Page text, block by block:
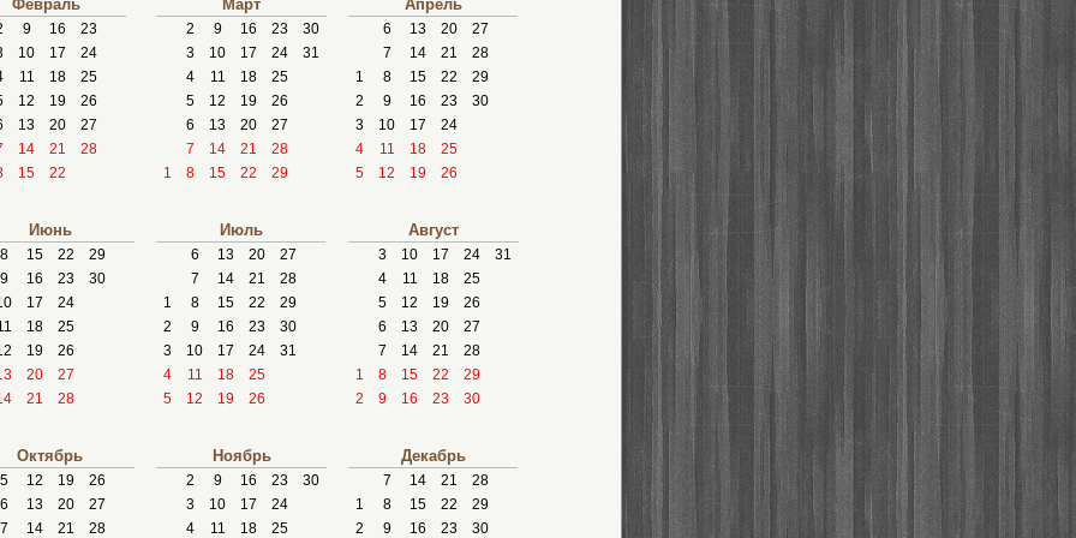
Февраль
9 16
23
10 17
24
11 18
25
12 19
26
13 20
27
14 21
28
15 22
Март
2 9 16 23
30
3
10 17 24
31
4
11 18
25
5
12 19
26
6
13 20
27
7
14 21
28
1
8 15 22 29
Апрель
6 13 20
27
7
14 21
28
1
8 15 22
29
2
9 16 23
30
3
10 17
24
4
11 18
25
5
12 19 26
Июнь
8 15 22
29
9
16 23
30
17
24
18
25
19
26
20
27
21 28
Июль
6 13 20
27
7
14 21
28
1
8 15 22
29
2
9 16 23
30
3
10 17 24
31
4
11 18
25
5
12 19 26
Август
3 10 17 24
31
4
11 18
25
5
12 19
26
6
13 20
27
7
14 21
28
1
8 15 22
29
2
9 16 23 30
Октябрь
5 12 19
26
6
13 20
27
7
14 21 28
Ноябрь
2 9 16 23
30
3
10 17
24
4
11 18 25
Декабрь
7 14 21
28
1
8 15 22
29
2
9 16 23 30